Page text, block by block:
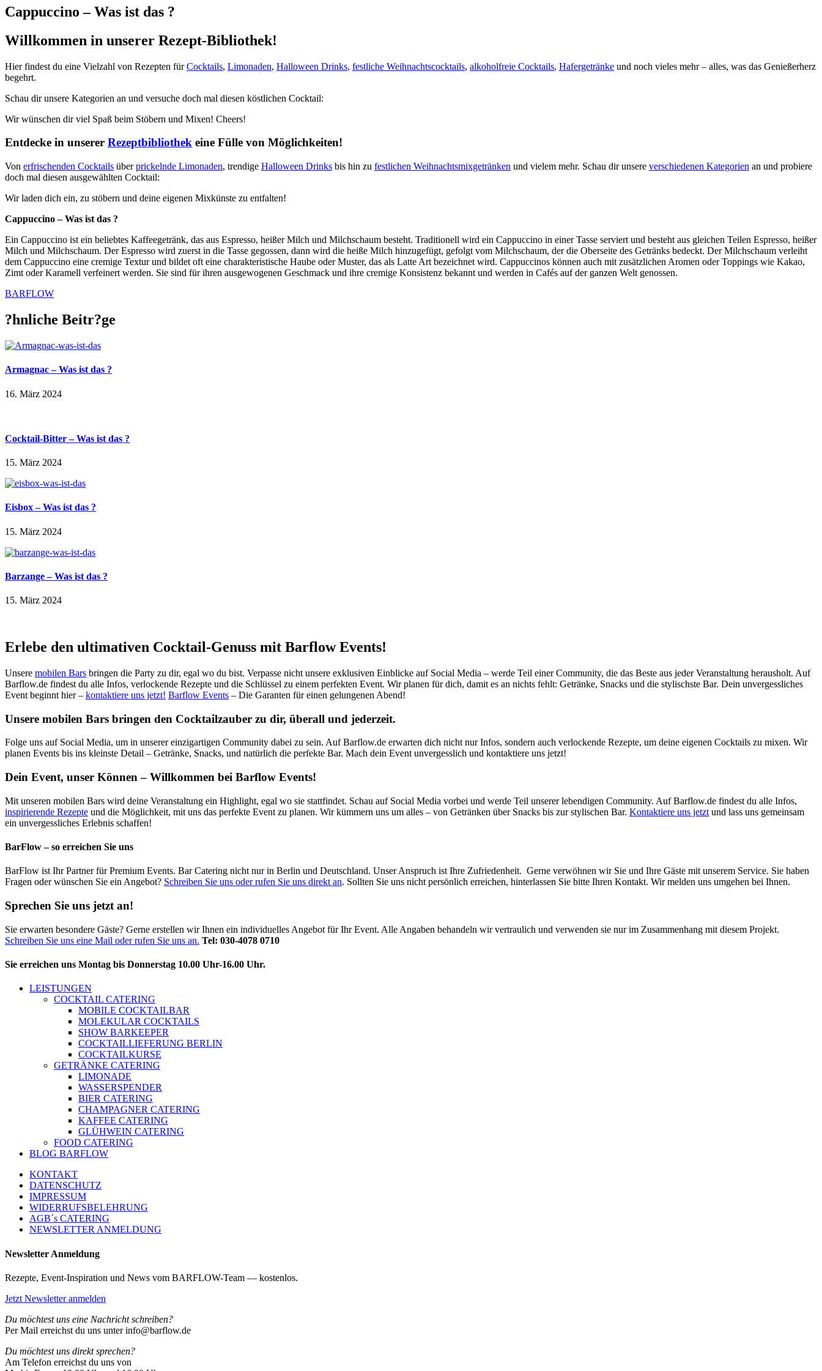
Cappuccino – Was ist das ?
Willkommen in unserer Rezept-Bibliothek!
Hier findest du eine Vielzahl von Rezepten fürCocktails, Limonaden, Halloween Drinks, festliche Weihnachtscocktails, alkoholfreie Cocktails, Hafergetränke und noch vieles mehr – alles, was das Genießerherz
begehrt.
Schau dir unsere Kategorien an und versuche doch mal diesen köstlichen Cocktail:
Wir wünschen dir viel Spaß beim Stöbern und Mixen! Cheers!
Entdecke in unserer Rezeptbibliothek eine Fülle von Möglichkeiten!
Von erfrischenden Cocktails überprickelnde Limonaden, trendige Halloween Drinks bis hin zu festlichen Weihnachtsmixgetränken und vielem mehr. Schau dir unsere verschiedenen Kategorien an und probiere
doch mal diesen ausgewählten Cocktail:
Wir laden dich ein, zu stöbern und deine eigenen Mixkünste zu entfalten!
Cappuccino – Was ist das ?
Ein Cappuccino ist ein beliebtes Kaffeegetränk, das aus Espresso, heißer Milch und Milchschaum besteht. Traditionell wird ein Cappuccino in einer Tasse serviert und besteht aus gleichen Teilen Espresso, heißer
Milch und Milchschaum. Der Espresso wird zuerst in die Tasse gegossen, dann wird die heiße Milch hinzugefügt, gefolgt vom Milchschaum, der die Oberseite des Getränks bedeckt. Der Milchschaum verleiht
dem Cappuccino eine cremige Textur und bildet oft eine charakteristische Haube oder Muster, das als Latte Art bezeichnet wird. Cappuccinos können auch mit zusätzlichen Aromen oder Toppings wie Kakao,
Zimt oder Karamell verfeinert werden. Sie sind für ihren ausgewogenen Geschmack und ihre cremige Konsistenz bekannt und werden in Cafés auf der ganzen Welt genossen.
BARFLOW
?hnliche Beitr?ge
Armagnac – Was ist das ?
16. März 2024
Cocktail-Bitter – Was ist das ?
15. März 2024
Eisbox – Was ist das ?
15. März 2024
Barzange – Was ist das ?
15. März 2024
Erlebe den ultimativen Cocktail-Genuss mit Barflow Events!
Unsere mobilen Bars bringen die Party zu dir, egal wo du bist. Verpasse nicht unsere exklusiven Einblicke auf Social Media – werde Teil einer Community, die das Beste aus jeder Veranstaltung herausholt. Auf
Barflow.de findest du alle Infos, verlockende Rezepte und die Schlüssel zu einem perfekten Event. Wir planen für dich, damit es an nichts fehlt: Getränke, Snacks und die stylischste Bar. Dein unvergessliches
Event beginnt hier – kontaktiere uns jetzt! Barflow Events – Die Garanten für einen gelungenen Abend!
Unsere mobilen Bars bringen den Cocktailzauber zu dir, überall und jederzeit.
Folge uns auf Social Media, um in unserer einzigartigen Community dabei zu sein. Auf Barflow.de erwarten dich nicht nur Infos, sondern auch verlockende Rezepte, um deine eigenen Cocktails zu mixen. Wir
planen Events bis ins kleinste Detail – Getränke, Snacks, und natürlich die perfekte Bar. Mach dein Event unvergesslich und kontaktiere uns jetzt!
Dein Event, unser Können – Willkommen bei Barflow Events!
Mit unseren mobilen Bars wird deine Veranstaltung ein Highlight, egal wo sie stattfindet. Schau auf Social Media vorbei und werde Teil unserer lebendigen Community. Auf Barflow.de findest du alle Infos,
inspirierende Rezepte und die Möglichkeit, mit uns das perfekte Event zu planen. Wir kümmern uns um alles – von Getränken über Snacks bis zur stylischen Bar. Kontaktiere uns jetzt und lass uns gemeinsam
ein unvergessliches Erlebnis schaffen!
BarFlow – so erreichen Sie uns
BarFlow ist Ihr Partner für Premium Events. Bar Catering nicht nur in Berlin und Deutschland. Unser Anspruch ist Ihre Zufriedenheit. Gerne verwöhnen wir Sie und Ihre Gäste mit unserem Service. Sie haben
Fragen oder wünschen Sie ein Angebot? Schreiben Sie uns oder rufen Sie uns direkt an. Sollten Sie uns nicht persönlich erreichen, hinterlassen Sie bitte Ihren Kontakt. Wir melden uns umgehen bei Ihnen.
Sprechen Sie uns jetzt an!
Sie erwarten besondere Gäste? Gerne erstellen wir Ihnen ein individuelles Angebot für Ihr Event. Alle Angaben behandeln wir vertraulich und verwenden sie nur im Zusammenhang mit diesem Projekt.
Schreiben Sie uns eine Mail oder rufen Sie uns an. Tel: 030-4078 0710
Sie erreichen uns Montag bis Donnerstag 10.00 Uhr-16.00 Uhr.
LEISTUNGEN
COCKTAIL CATERING
MOBILE COCKTAILBAR
MOLEKULAR COCKTAILS
SHOW BARKEEPER
COCKTAILLIEFERUNG BERLIN
COCKTAILKURSE
GETRÄNKE CATERING
LIMONADE
WASSERSPENDER
BIER CATERING
CHAMPAGNER CATERING
KAFFEE CATERING
GLÜHWEIN CATERING
FOOD CATERING
BLOG BARFLOW
KONTAKT
DATENSCHUTZ
IMPRESSUM
WIDERRUFSBELEHRUNG
AGB´s CATERING
NEWSLETTER ANMELDUNG
Newsletter Anmeldung
Rezepte, Event-Inspiration und News vom BARFLOW-Team — kostenlos.
Jetzt Newsletter anmelden
Du möchtest uns eine Nachricht schreiben?
Per Mail erreichst du uns unter info@barflow.de
Du möchtest uns direkt sprechen?
Am Telefon erreichst du uns von